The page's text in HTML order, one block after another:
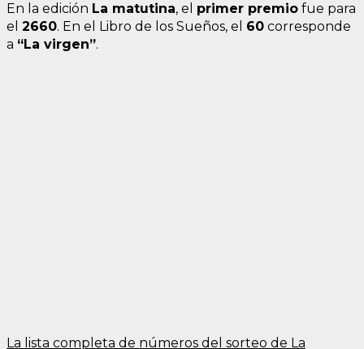
En la edición La matutina, el primer premio fue para
el 2660. En el Libro de los Sueños, el 60 corresponde
a “La virgen”.
La lista completa de números del sorteo de La